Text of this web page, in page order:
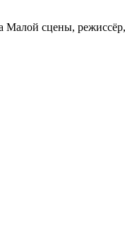
Малой сцены,